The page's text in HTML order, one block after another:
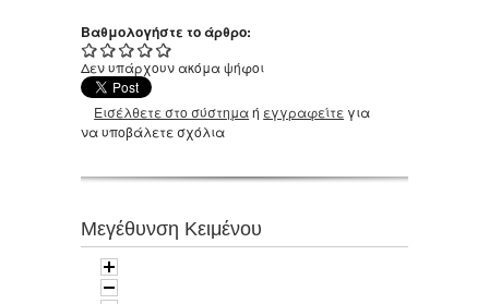
Βαθμολογήστε το άρθρο:
Δεν υπάρχουν ακόμα ψήφοι
Εισέλθετε στο σύστημαή εγγραφείτε για
να υποβάλετε σχόλια
Μεγέθυνση Κειμένου